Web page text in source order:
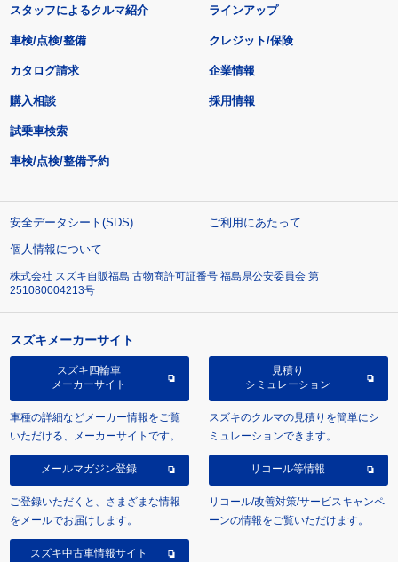
スタッフによるクルマ紹介 ラインアップ
車検/点検/整備 クレジット/保険
カタログ請求
購入相談
試乗車検索
車検/点検/整備予約
企業情報
採用情報
安全データシート(SDS)
ご利用にあたって
個人情報について
株式会社 スズキ自販福島 古物商許可証番号 福島県公安委員会 第
251080004213号
スズキメーカーサイト
スズキ四輪車
メーカーサイト
車種の詳細などメーカー情報をご覧
いただける、メーカーサイトです。
見積り
シミュレーション
スズキのクルマの見積りを簡単にシ
ミュレーションできます。
メールマガジン登録
ご登録いただくと、さまざまな情報
をメールでお届けします。
リコール等情報
リコール/改善対策/サービスキャンペ
ーンの情報をご覧いただけます。
スズキ中古車情報サイト